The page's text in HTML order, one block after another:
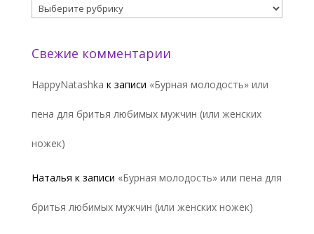
Рубрики
Свежие комментарии
HappyNatashka к записи «Бурная молодость» или
пена для бритья любимых мужчин (или женских
ножек)
Наталья к записи «Бурная молодость» или пена для
бритья любимых мужчин (или женских ножек)